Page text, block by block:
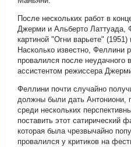
После нескольких работ в
Джерми и Альберто Латтуада,
картиной "Огни варьете"
Насколько известно, Феллини
провалился после неудачного
ассистентом режиссера
Феллини почти случайно
должны были дать Антониони,
среди нескольких
поставить этот
которая была чрезвычайно
провалился у критиков на